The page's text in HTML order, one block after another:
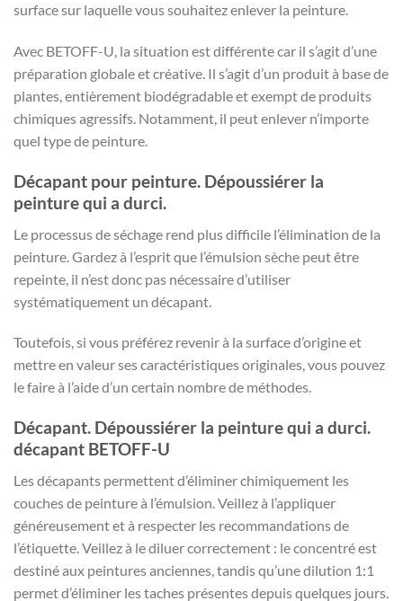
surface sur laquelle vous souhaitez enlever la peinture.
Avec BETOFF-U, la situation est différente car il s’agit d’une
préparation globale et créative. Il s’agit d’un produit à base de
plantes, entièrement biodégradable et exempt de produits
chimiques agressifs. Notamment, il peut enlever n’importe
quel type de peinture.
Décapant pour peinture. Dépoussiérer la
peinture qui a durci.
Le processus de séchage rend plus difficile l’élimination de la
peinture. Gardez à l’esprit que l’émulsion sèche peut être
repeinte, il n’est donc pas nécessaire d’utiliser
systématiquement un décapant.
Toutefois, si vous préférez revenir à la surface d’origine et
mettre en valeur ses caractéristiques originales, vous pouvez
le faire à l’aide d’un certain nombre de méthodes.
Décapant. Dépoussiérer la peinture qui a durci.
décapant BETOFF-U
Les décapants permettent d’éliminer chimiquement les
couches de peinture à l’émulsion. Veillez à l’appliquer
généreusement et à respecter les recommandations de
l’étiquette. Veillez à le diluer correctement : le concentré est
destiné aux peintures anciennes, tandis qu’une dilution 1:1
permet d’éliminer les taches présentes depuis quelques jours.